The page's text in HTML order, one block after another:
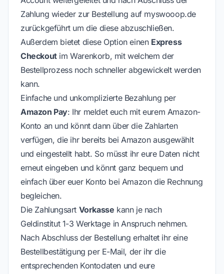
Zahlung wieder zur Bestellung auf myswooop.de
zurückgeführt um die diese abzuschließen.
Außerdem bietet diese Option einen Express
Checkoutim Warenkorb, mit welchem der
Bestellprozess noch schneller abgewickelt werden
kann.
Einfache und unkomplizierte Bezahlung per
Amazon Pay: Ihr meldet euch mit eurem Amazon-
Konto an und könnt dann über die Zahlarten
verfügen, die ihr bereits bei Amazon ausgewählt
und eingestellt habt. So müsst ihr eure Daten nicht
erneut eingeben und könnt ganz bequem und
einfach über euer Konto bei Amazon die Rechnung
begleichen.
Die Zahlungsart Vorkasse kann je nach
Geldinstitut 1-3 Werktage in Anspruch nehmen.
Nach Abschluss der Bestellung erhaltet ihr eine
Bestellbestätigung per E-Mail, der ihr die
entsprechenden Kontodaten und eure